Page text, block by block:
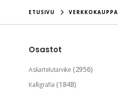
ETUSIVU VERKKOKAUPPA
Osastot
Askartelutarvike (2956)
Kalligrafia (1848)